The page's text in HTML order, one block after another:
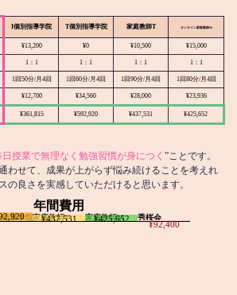
I個別指導学院 T個別指導学院 家庭教師T オンライン家庭教師M
¥13,200 ¥0 ¥10,500 ¥15,000
1：1 1：1 1：1 1：1
1回50分/月4回 1回60分/月4回 1回90分/月4回 1回80分/月4回
¥12,700 ¥34,560 ¥28,000 ¥23,936
¥361,815 ¥592,920 ¥437,531 ¥425,652
日授業で無理なく勉強習慣が身につく ”ことです。
わせて、成果が上がらず悩み続けることを考えれ
の良さを実感していただけると思います。
年間費用
導学院家庭教師T
¥437,531 家庭教師M
¥425,652 秀桜会
¥92,400